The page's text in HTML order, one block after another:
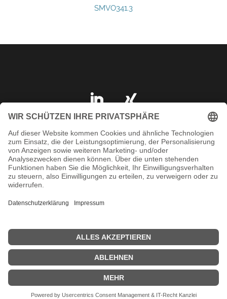
SMVO341.3
IMPRESSUM
DATENSCHUTZ
AGB
KONTAKT
SHOP
© 2023 ARAT Spezialhalterungen GmbH